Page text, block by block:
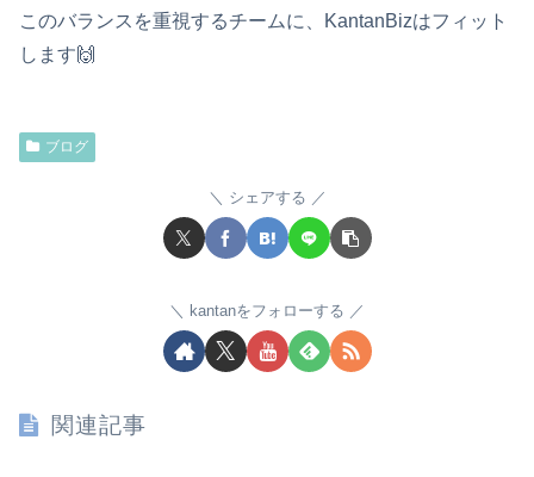
このバランスを重視するチームに、KantanBizはフィット
します🙌
ブログ
シェアする
kantanをフォローする
関連記事